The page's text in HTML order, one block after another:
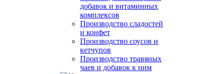
добавок и витаминных
комплексов
Производство сладостей
и конфет
Производство соусов и
кетчупов
Производство травяных
чаев и добавок к ним